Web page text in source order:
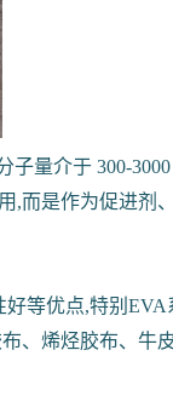
量介于 300-
,而是作为促进剂
等优点,特别EVA
、烯烃胶布、牛